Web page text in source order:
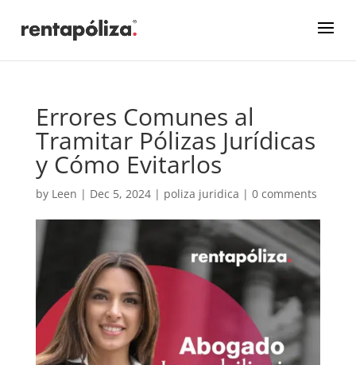
Errores Comunes al
Tramitar Pólizas Jurídicas
y Cómo Evitarlos
by Leen | Dec 5, 2024| poliza juridica | 0 comments